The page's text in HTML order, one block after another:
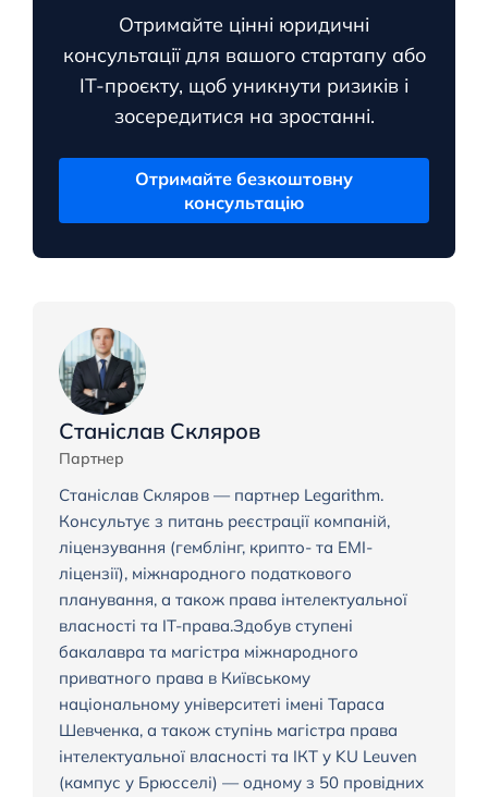
Отримайте цінні юридичні
консультації для вашого стартапу або
ІТ-проєкту, щоб уникнути ризиків і
зосередитися на зростанні.
Отримайте безкоштовну
консультацію
Станіслав Скляров
Партнер
Станіслав Скляров — партнер Legarithm.
Консультує з питань реєстрації компаній,
ліцензування (гемблінг, крипто- та EMI-
ліцензії), міжнародного податкового
планування, а також права інтелектуальної
власності та IT-права.Здобув ступені
бакалавра та магістра міжнародного
приватного права в Київському
національному університеті імені Тараса
Шевченка, а також ступінь магістра права
інтелектуальної власності та ІКТ у KU Leuven
(кампус у Брюсселі) — одному з 50 провідних